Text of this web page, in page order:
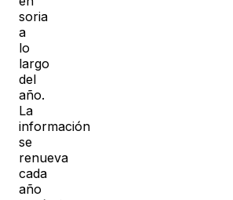
soria
a
lo
largo
del
año.
La
información
se
renueva
cada
año